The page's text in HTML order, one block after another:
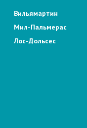
Вильямартин
Мил-Пальмерас
Лос-Дольсес